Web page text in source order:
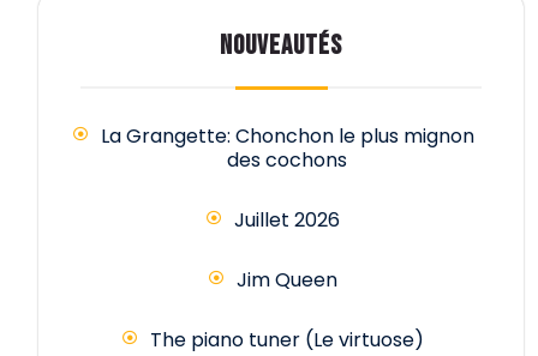
NOUVEAUTÉS
La Grangette: Chonchon le plus mignon
des cochons
Juillet 2026
Jim Queen
The piano tuner (Le virtuose)